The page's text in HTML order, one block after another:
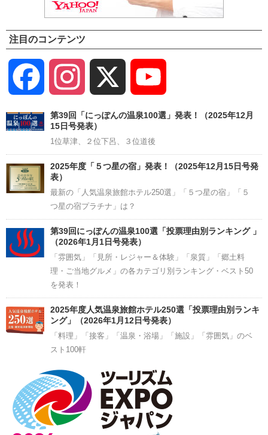
注目のコンテンツ
Facebook Instagram
Channel
第39回「にっぽんの温泉100選」発表！（2025年12月
15日号発表）
1位草津、２位下呂、３位道後
2025年度「５つ星の宿」発表！（2025年12月15日号発
表）
最新の「人気温泉旅館ホテル250選」「５つ星の宿」「５
つ星の宿プラチナ」は？
第39回にっぽんの温泉100選「投票理由別ランキング 」
（2026年1月1日号発表）
「雰囲気」「見所・レジャー＆体験」「泉質」「郷土料
理・ご当地グルメ」の各カテゴリ別ランキング・ベスト50
を発表！
2025年度人気温泉旅館ホテル250選「投票理由別ランキ
ング」（2026年1月12日号発表）
「料理」「接客」「温泉・浴場」「施設」「雰囲気」のベ
スト100軒